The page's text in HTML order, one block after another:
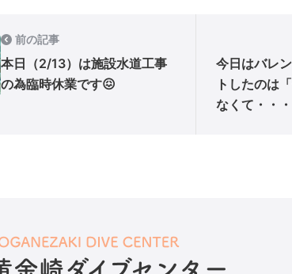
前の記事
本日（2/13）は施設水道工事
の為臨時休業です😖
今日はバレ
トしたのは
なくて・・